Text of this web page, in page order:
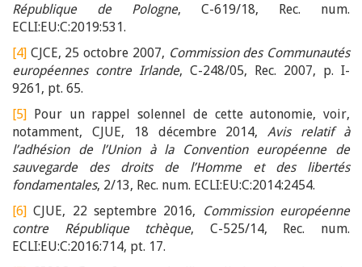
République de Pologne, C-619/18, Rec. num.
ECLI:EU:C:2019:531.
[4] CJCE, 25 octobre 2007, Commission des Communautés
européennes contre Irlande, C-248/05, Rec. 2007, p. I-
9261, pt. 65.
[5] Pour un rappel solennel de cette autonomie, voir,
notamment, CJUE, 18 décembre 2014,Avis relatif à
l’adhésion de l’Union à la Convention européenne de
sauvegarde des droits de l’Homme et des libertés
fondamentales, 2/13, Rec. num. ECLI:EU:C:2014:2454.
[6] CJUE, 22 septembre 2016,
Commission européenne
contre République tchèque, C-525/14, Rec. num.
ECLI:EU:C:2016:714, pt. 17.